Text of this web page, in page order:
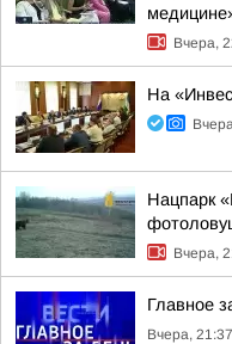
Вчера,
На
Нацпарк
Вчера,
Главное
Вчера, 21:37